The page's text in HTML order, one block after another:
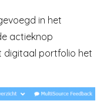
in het
actieknop
digitaal portfolio het